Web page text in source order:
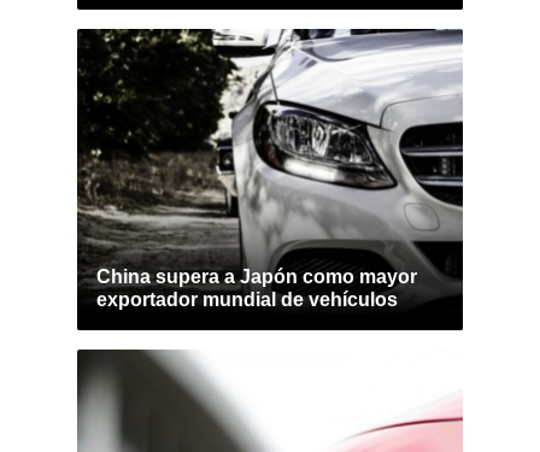
China supera a Japón como mayor
exportador mundial de vehículos